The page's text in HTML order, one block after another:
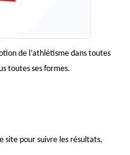
de l’athlétisme dans toutes
toutes ses formes.
site pour suivre les résultats,